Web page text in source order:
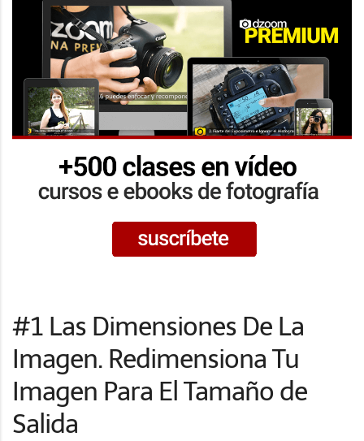
#1 Las Dimensiones De La
Imagen. Redimensiona Tu
Imagen Para El Tamaño de
Salida